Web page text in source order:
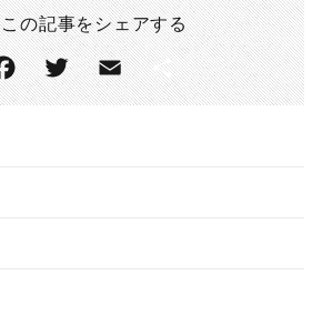
この記事をシェアする
F
ac
T
w
E
m
共
有